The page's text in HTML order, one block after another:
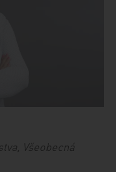
Všeobecná